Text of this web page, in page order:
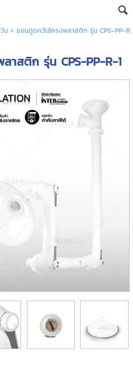
น> แขนดูดควันโครงพลาสติก รุ่น CPS-PP-R
าสติก รุ่น CPS-PP-R-1